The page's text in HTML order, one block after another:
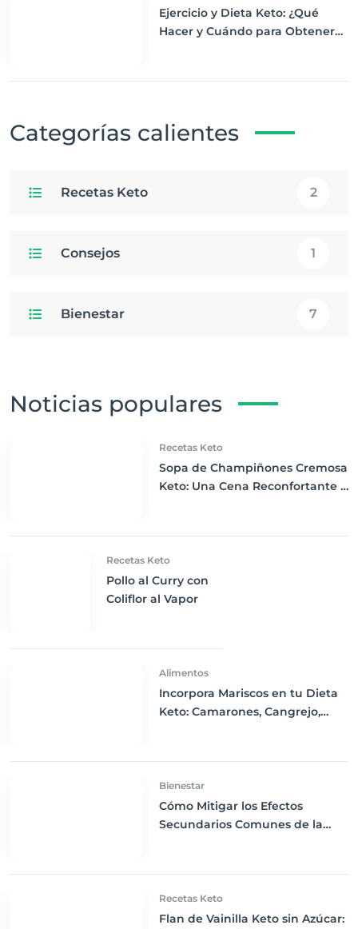
Ejercicio y Dieta Keto: ¿Qué
Hacer y Cuándo para Obtener
Categorías calientes
Recetas Keto 2
Consejos 1
Bienestar 7
Noticias populares
Recetas Keto
Sopa de Champiñones Cremosa
Keto: Una Cena Reconfortante y
Recetas Keto
Pollo al Curry con
Coliflor al Vapor
Alimentos
Incorpora Mariscos en tu Dieta
Keto: Camarones, Cangrejo,
Bienestar
Cómo Mitigar los Efectos
Secundarios Comunes de la
Recetas Keto
Flan de Vainilla Keto sin Azúcar: